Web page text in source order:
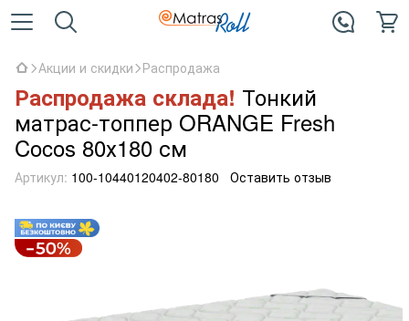
Акции и скидки Распродажа
Распродажа склада! Тонкий
матрас-топпер ORANGE Fresh
Cocos 80х180 см
Артикул: 100-10440120402-80180 Оставить отзыв